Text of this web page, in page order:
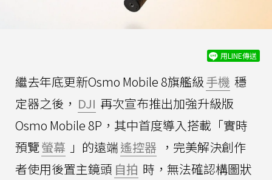
用LINE傳送
繼去年底更新Osmo Mobile 8旗艦級手機 穩
定器之後， DJI 再次宣布推出加強升級版
Osmo Mobile 8P，其中首度導入搭載「實時
預覽螢幕 」的遠端遙控器 ，完美解決創作
者使用後置主鏡頭 自拍 時，無法確認構圖狀